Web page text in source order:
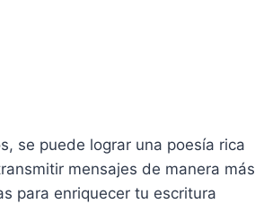
se puede lograr una poesía rica
mensajes de manera más
para enriquecer tu escritura